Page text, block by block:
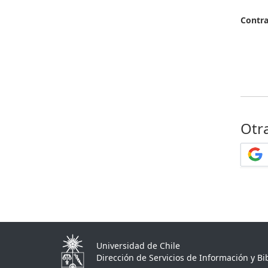
Universidad de Chile
Dirección de Servicios de Información y